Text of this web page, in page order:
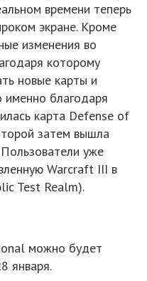
времени теперь
экране. Кроме
изменения во
которому
новые карты и
благодаря
карта Defense of
затем вышла
уже
Warcraft III в
Test Realm).
можно будет
января.